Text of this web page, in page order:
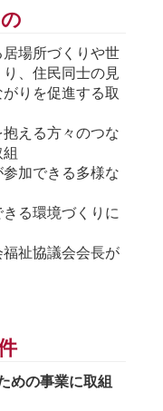
場所づくりや世
、住民同士の見
りを促進する取
える方々のつな
加できる多様な
る環境づくりに
祉協議会会長が
めの事業に取組